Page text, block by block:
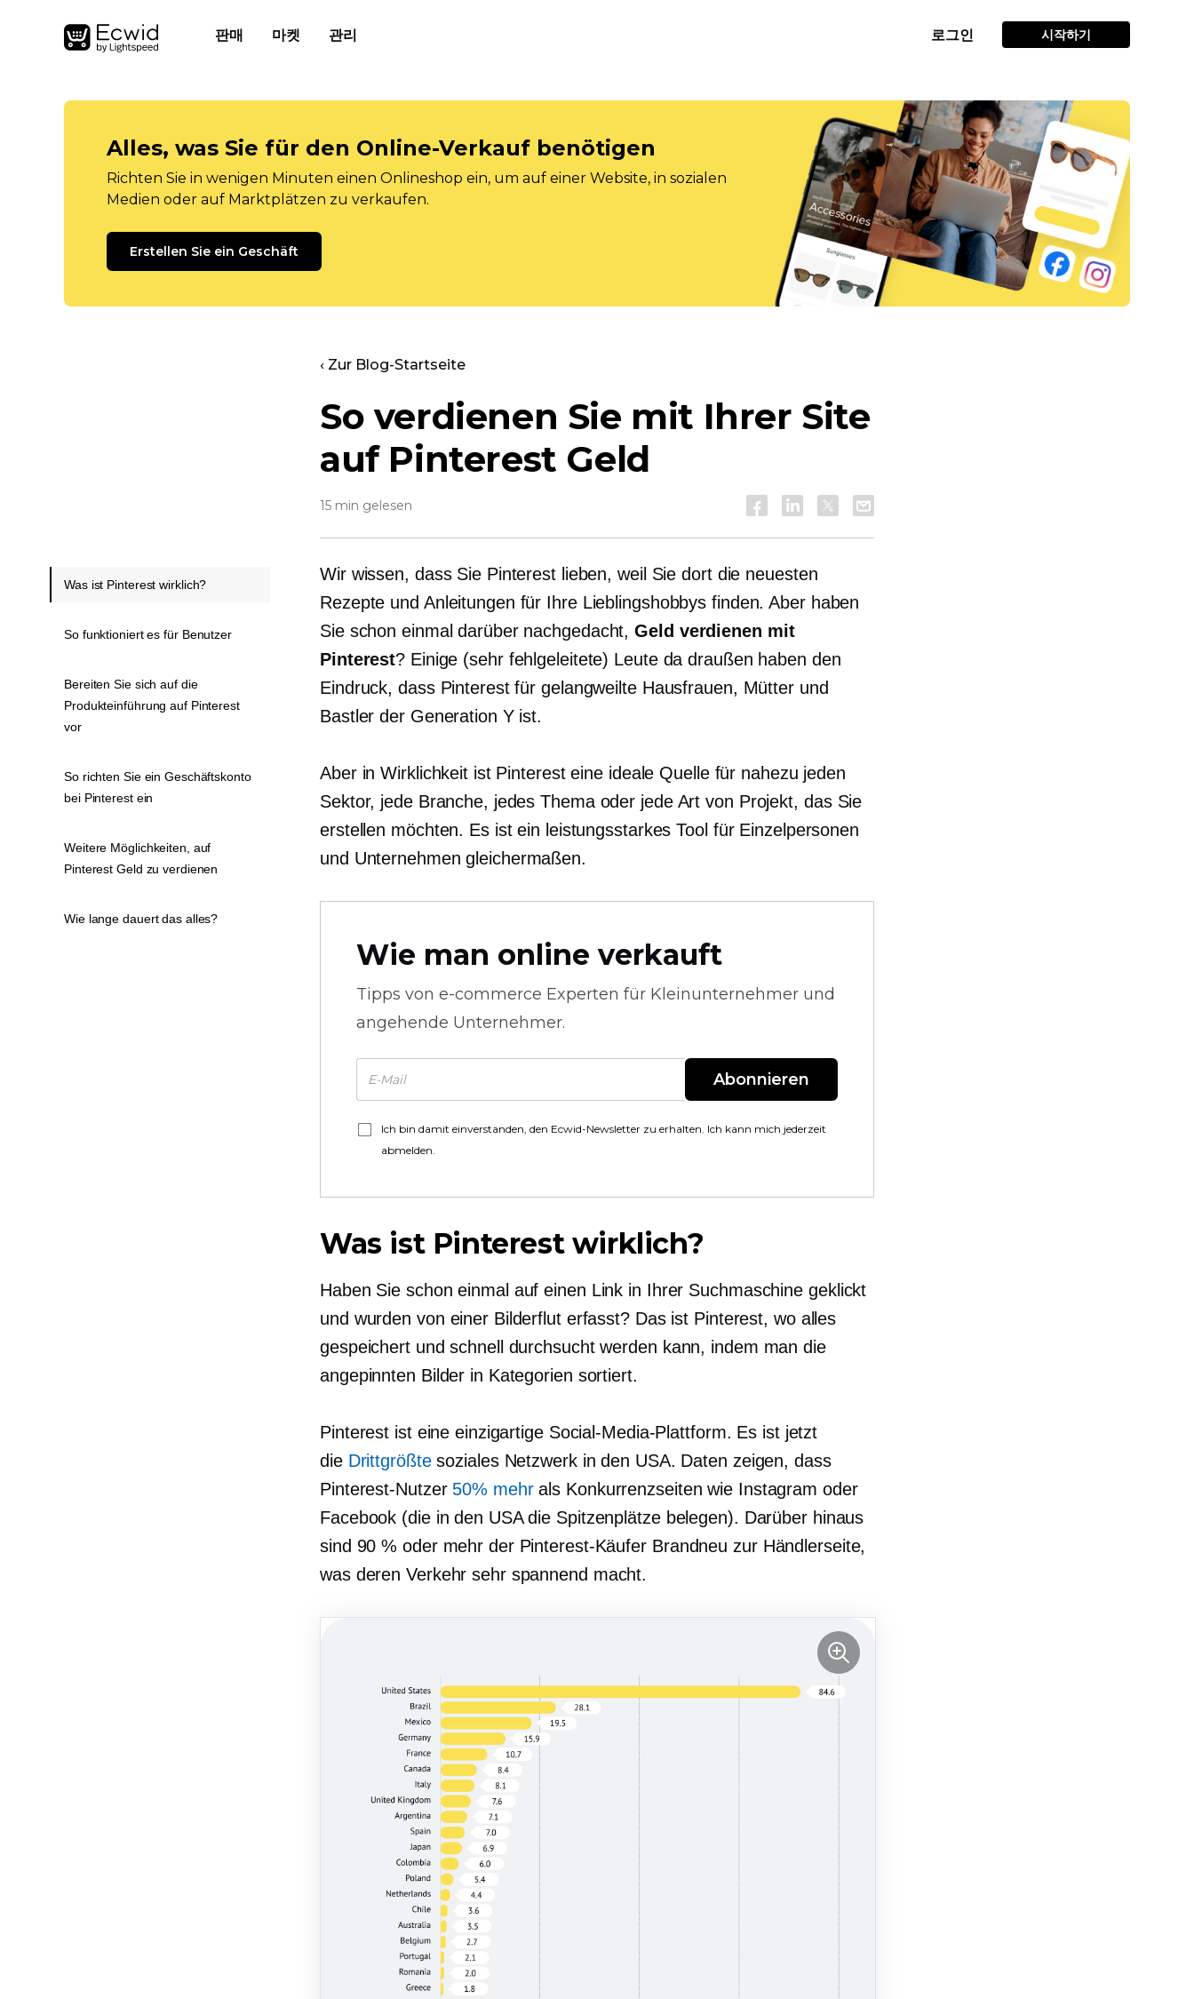
판매 마켓 관리 로그인 시작하기
Alles, was Sie für den Online-Verkauf benötigen
Richten Sie in wenigen Minuten einen Onlineshop ein, um auf einer Website, in sozialen
Medien oder auf Marktplätzen zu verkaufen.
Erstellen Sie ein Geschäft
‹ Zur Blog-Startseite
So verdienen Sie mit Ihrer Site
auf Pinterest Geld
15 min gelesen
Wir wissen, dass Sie Pinterest lieben, weil Sie dort die neuesten
Rezepte und Anleitungen für Ihre Lieblingshobbys finden. Aber haben
Sie schon einmal darüber nachgedacht,Geld verdienen mit
Pinterest? Einige (sehr fehlgeleitete) Leute da draußen haben den
Eindruck, dass Pinterest für gelangweilte Hausfrauen, Mütter und
Bastler der Generation Y ist.
Aber in Wirklichkeit ist Pinterest eine ideale Quelle für nahezu jeden
Sektor, jede Branche, jedes Thema oder jede Art von Projekt, das Sie
erstellen möchten. Es ist ein leistungsstarkes Tool für Einzelpersonen
und Unternehmen gleichermaßen.
Wie man online verkauft
Tipps von e-commerce Experten für Kleinunternehmer und
angehende Unternehmer.
Abonnieren
Ich bin damit einverstanden, den Ecwid-Newsletter zu erhalten. Ich kann mich jederzeit
abmelden.
Was ist Pinterest wirklich?
Haben Sie schon einmal auf einen Link in Ihrer Suchmaschine geklickt
und wurden von einer Bilderflut erfasst? Das ist Pinterest, wo alles
gespeichert und schnell durchsucht werden kann, indem man die
angepinnten Bilder in Kategorien sortiert.
Pinterest ist eine einzigartige Social-Media-Plattform. Es ist jetzt
die Drittgrößtesoziales Netzwerk in den USA. Daten zeigen, dass
Pinterest-Nutzer 50% mehrals Konkurrenzseiten wie Instagram oder
Facebook (die in den USA die Spitzenplätze belegen). Darüber hinaus
sind 90 % oder mehr der Pinterest-Käufer Brandneu zur Händlerseite,
was deren Verkehr sehr spannend macht.
Was ist Pinterest wirklich?
So funktioniert es für Benutzer
Bereiten Sie sich auf die
Produkteinführung auf Pinterest
vor
So richten Sie ein Geschäftskonto
bei Pinterest ein
Weitere Möglichkeiten, auf
Pinterest Geld zu verdienen
Wie lange dauert das alles?